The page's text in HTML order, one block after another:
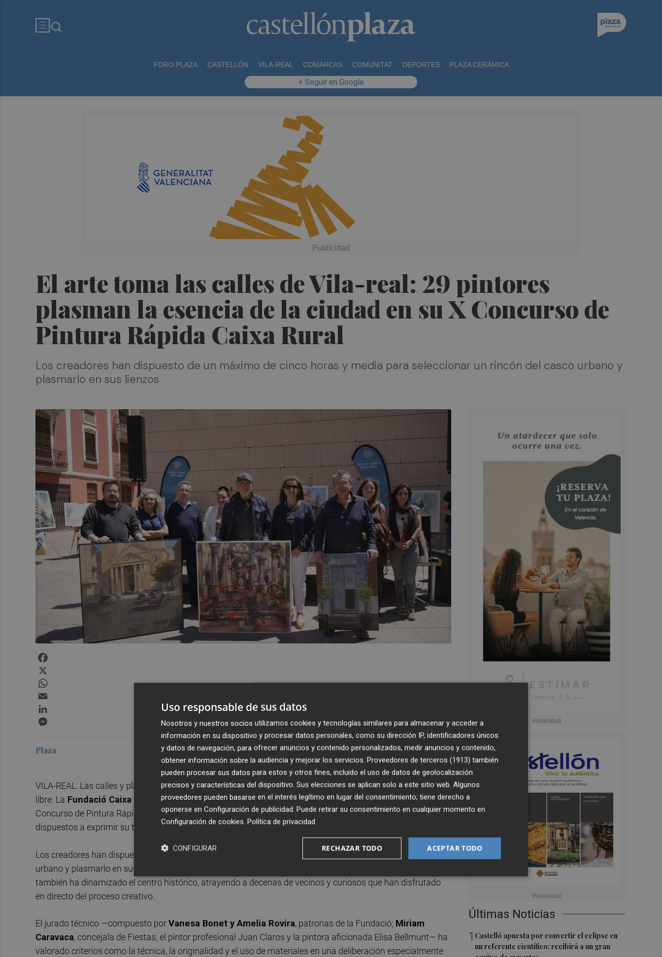
FORO PLAZA CASTELLÓN VILA-REAL COMARCAS COMUNITAT DEPORTES PLAZA CERÁMICA
+ Seguir en Google
El arte toma las calles de Vila-real: 29 pintores
plasman la esencia de la ciudad en su X Concurso de
Pintura Rápida Caixa Rural
Los creadores han dispuesto de un máximo de cinco horas y media para seleccionar un rincón del casco urbano y
plasmarlo en sus lienzos
Últimas Noticias
1 Castelló apuesta por convertir el eclipse en
un referente científico: recibirá a un gran
Plaza
VILA-REAL. Las calles y plazas deVila-realse transformaron este sábado en un gran estudio de arte al aire
libre. La Fundació Caixa Rural Vila-realha celebrado con éxito la décima edición de su consolidado
Concurso de Pintura Rápida, una cita que ha reunido a 29 artistas de toda la Comunitat Valenciana
dispuestos a exprimir su talento contra reloj.
Los creadores han dispuesto de un máximo de cinco horas y media para seleccionar un rincón del casco
urbano y plasmarlo en sus lienzos. El evento no solo ha destacado por el nivel de las obras, sino que
también ha dinamizado el centro histórico, atrayendo a decenas de vecinos y curiosos que han disfrutado
en directo del proceso creativo.
El jurado técnico —compuesto porVanesa Bonet y Amelia Rovira, patronas de la Fundació; Miriam
Caravaca, concejala de Fiestas; el pintor profesional Juan Claros y la pintora aficionada Elisa Bellmunt— ha
valorado criterios como la técnica, la originalidad y el uso de materiales en una deliberación especialmente
Uso responsable de sus datos
Nosotros y nuestros socios utilizamos cookies y tecnologías similares para almacenar y acceder a
información en su dispositivo y procesar datos personales, como su dirección IP, identificadores únicos
y datos de navegación, para ofrecer anuncios y contenido personalizados, medir anuncios y contenido,
obtener información sobre la audiencia y mejorar los servicios. Proveedores de terceros (1913) también
pueden procesar sus datos para estos y otros fines, incluido el uso de datos de geolocalización
precisos y características del dispositivo. Sus elecciones se aplican solo a este sitio web. Algunos
proveedores pueden basarse en el interés legítimo en lugar del consentimiento; tiene derecho a
oponerse en Configuración de publicidad. Puede retirar su consentimiento en cualquier momento en
Configuración de cookies. Política de privacidad
ACEPTAR TODO
RECHAZAR TODO
CONFIGURAR